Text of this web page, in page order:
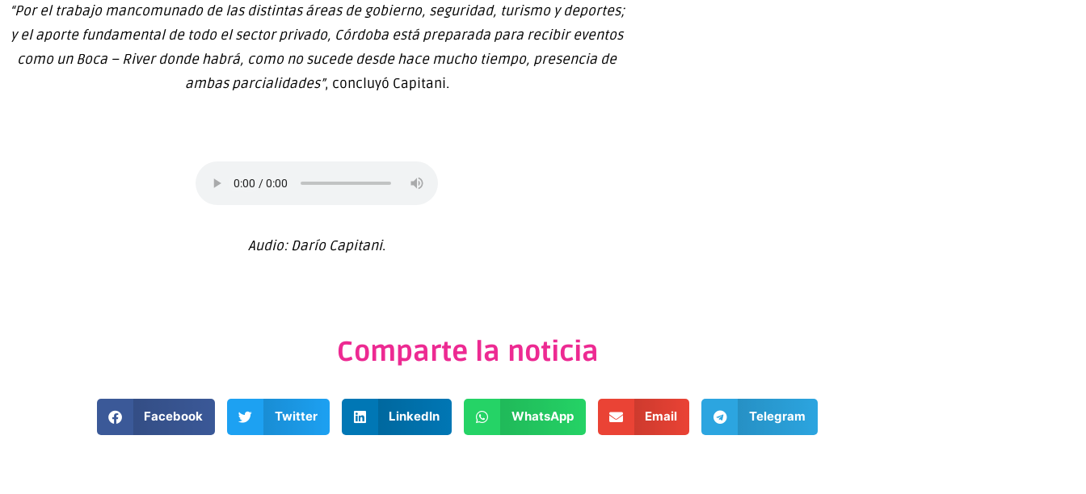
“Por el trabajo mancomunado de las distintas áreas de gobierno, seguridad, turismo y deportes;
y el aporte fundamental de todo el sector privado, Córdoba está preparada para recibir eventos
como un Boca – River donde habrá, como no sucede desde hace mucho tiempo, presencia de
ambas parcialidades”, concluyó Capitani.
Audio: Darío Capitani.
Comparte la noticia
Facebook Twitter LinkedIn WhatsApp Email Telegram